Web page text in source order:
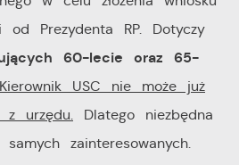
od Prezydenta RP. Dotyczy
60-lecie oraz 65-
Kierownik USC nie może już
z urzędu. Dlatego niezbędna
zainteresowanych.